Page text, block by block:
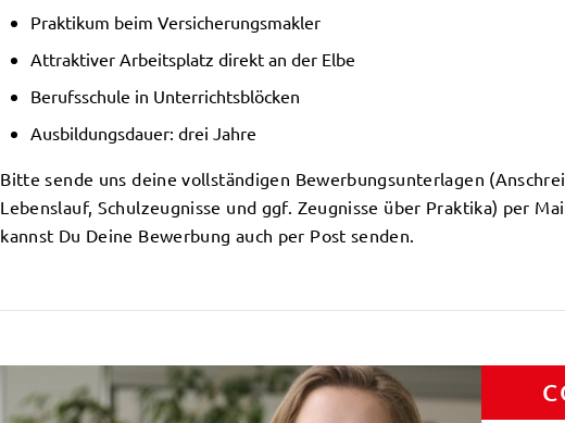
Praktikum beim Versicherungsmakler
Attraktiver Arbeitsplatz direkt an der Elbe
Berufsschule in Unterrichtsblöcken
Ausbildungsdauer: drei Jahre
Bitte sende uns deine vollständigen Bewerbungsunterlagen
Lebenslauf, Schulzeugnisse und ggf. Zeugnisse über Praktika) per
kannst Du Deine Bewerbung auch per Post senden.